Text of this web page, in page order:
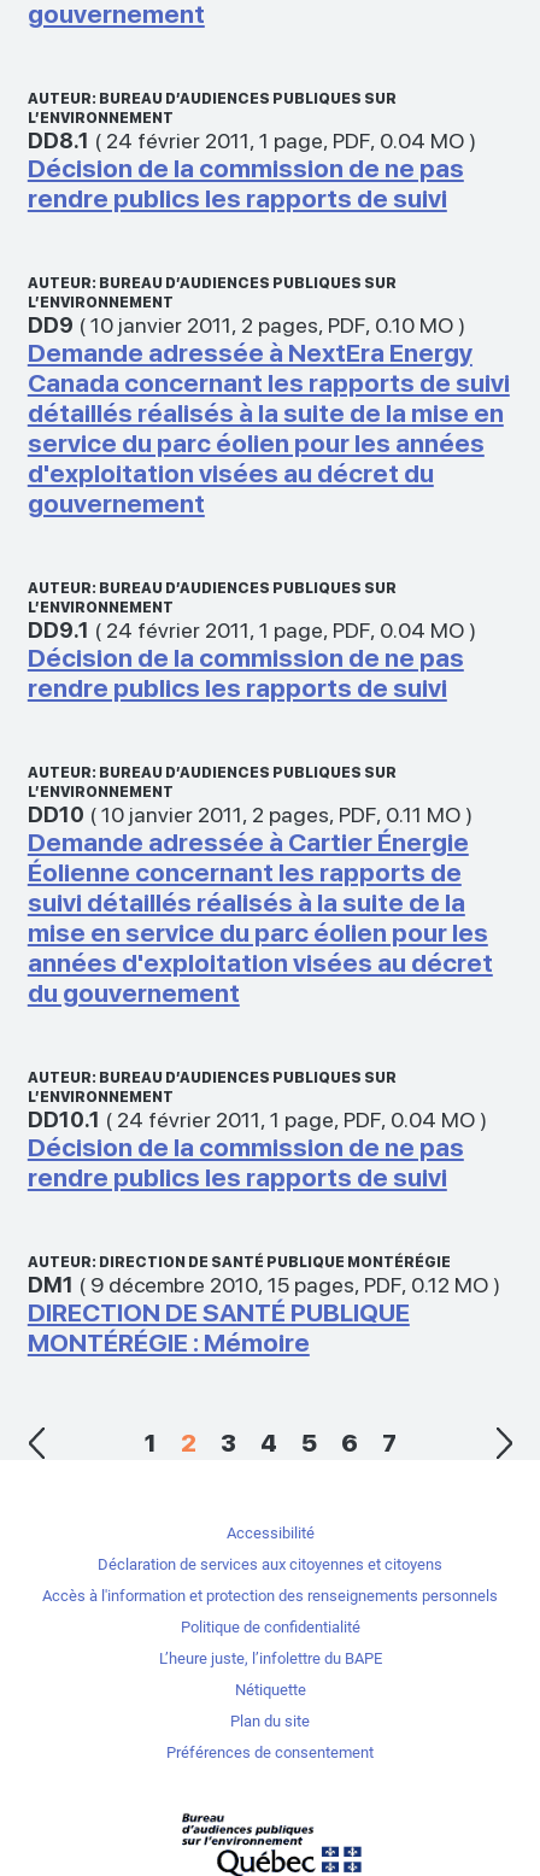
gouvernement
AUTEUR: BUREAU D’AUDIENCES PUBLIQUES SUR
L’ENVIRONNEMENT
DD8.1 ( 24 février 2011, 1 page, PDF, 0.04 MO)
Décision de la commission de ne pas
rendre publics les rapports de suivi
AUTEUR: BUREAU D’AUDIENCES PUBLIQUES SUR
L’ENVIRONNEMENT
DD9 (10 janvier 2011, 2 pages, PDF, 0.10 MO)
Demande adressée à NextEra Energy
Canada concernant les rapports de suivi
détaillés réalisés à la suite de la mise en
service du parc éolien pour les années
d'exploitation visées au décret du
gouvernement
AUTEUR: BUREAU D’AUDIENCES PUBLIQUES SUR
L’ENVIRONNEMENT
DD9.1 ( 24 février 2011, 1 page, PDF, 0.04 MO)
Décision de la commission de ne pas
rendre publics les rapports de suivi
AUTEUR: BUREAU D’AUDIENCES PUBLIQUES SUR
L’ENVIRONNEMENT
DD10 (10 janvier 2011, 2 pages, PDF, 0.11 MO)
Demande adressée à Cartier Énergie
Éolienne concernant les rapports de
suivi détaillés réalisés à la suite de la
mise en service du parc éolien pour les
années d'exploitation visées au décret
du gouvernement
AUTEUR: BUREAU D’AUDIENCES PUBLIQUES SUR
L’ENVIRONNEMENT
DD10.1 ( 24 février 2011, 1 page, PDF, 0.04 MO)
Décision de la commission de ne pas
rendre publics les rapports de suivi
AUTEUR: DIRECTION DE SANTÉ PUBLIQUE MONTÉRÉGIE
DM1 ( 9 décembre 2010, 15 pages, PDF, 0.12 MO)
DIRECTION DE SANTÉ PUBLIQUE
MONTÉRÉGIE : Mémoire
1 2 3 4 5 6 7
Accessibilité
Déclaration de services aux citoyennes et citoyens
Accès à l'information et protection des renseignements personnels
Politique de confidentialité
L’heure juste, l’infolettre du BAPE
Nétiquette
Plan du site
Préférences de consentement